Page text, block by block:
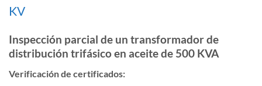
KV
Inspección parcial de un transformador de
distribución trifásico en aceite de 500 KVA
Verificación de certificados: